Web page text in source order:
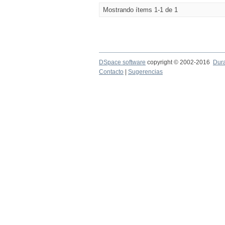
Mostrando ítems 1-1 de 1
DSpace software copyright © 2002-2016
Contacto
Sugerencias